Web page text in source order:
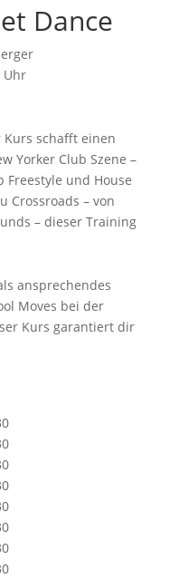
Dance
Uhr
Kurs schafft einen
Yorker Club Szene –
Freestyle und House
Crossroads – von
– dieser Training
ansprechendes
Moves bei der
Kurs garantiert dir